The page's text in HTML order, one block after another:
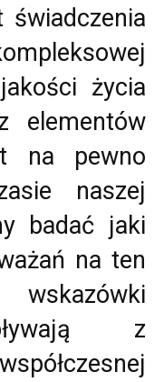
życia
elementów
na pewno
naszej
badać jaki
na ten
z